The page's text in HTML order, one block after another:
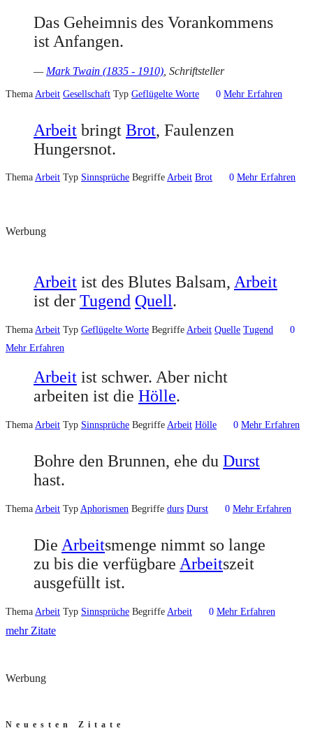
Das Geheimnis des Vorankommens
ist Anfangen.
— Mark Twain (1835 - 1910) , Schriftsteller
Thema Arbeit Gesellschaft Typ Geflügelte Worte 0 Mehr Erfahren
Arbeit bringt Brot, Faulenzen
Hungersnot.
Thema Arbeit Typ Sinnsprüche Begriffe Arbeit Brot 0 Mehr Erfahren
Werbung
Arbeit ist des Blutes Balsam, Arbeit
ist der Tugend Quell.
Thema Arbeit Typ Geflügelte Worte Begriffe Arbeit Quelle Tugend
0
Mehr Erfahren
Arbeit ist schwer. Aber nicht
arbeiten ist die Hölle.
Thema Arbeit Typ Sinnsprüche Begriffe Arbeit Hölle 0 Mehr Erfahren
Bohre den Brunnen, ehe du Durst
hast.
Thema Arbeit Typ Aphorismen Begriffe durs Durst 0 Mehr Erfahren
Die Arbeitsmenge nimmt so lange
zu bis die verfügbare Arbeitszeit
ausgefüllt ist.
Thema Arbeit Typ Sinnsprüche Begriffe Arbeit 0 Mehr Erfahren
mehr Zitate
Werbung
Neuesten Zitate